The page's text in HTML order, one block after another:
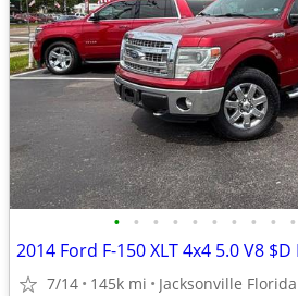
• • • • • • • • • •
2014 Ford F-150 XLT 4x4 5.0 V8
7/14 145k mi Jacksonville Florida